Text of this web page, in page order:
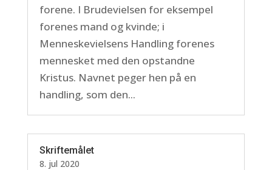
forene. I Brudevielsen for eksempel
forenes mand og kvinde; i
Menneskevielsens Handling forenes
mennesket med den opstandne
Kristus. Navnet peger hen på en
handling, som den...
Skriftemålet
8. jul 2020